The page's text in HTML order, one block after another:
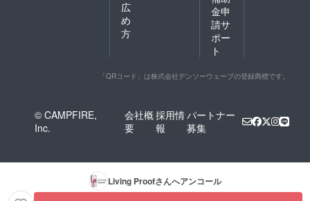
広
め
方
金申
請サ
ポー
ト
「QRコード」は株式会社デンソーウェーブの登録商標です。
© CAMPFIRE,
Inc.
会社概
要
採用情
報
パートナー
募集
Living Proofさんへアンコール